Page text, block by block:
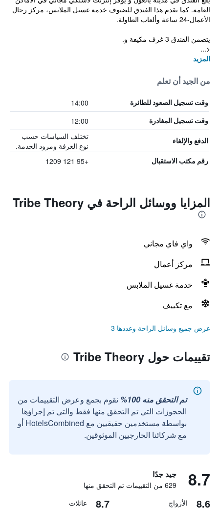
العامة. كما يقدم هذا الفندق للضيوف خدمة غسيل الملابس، مركز رجال
الأعمال-24 ساعة وألعاب الطاولة.
يتضمن الفندق 3 غرف مكيفة و.
<...
المزيد
من الجيد أن تعلم
وقت تسجيل الصعود للطائرة 14:00
وقت تسجيل المغادرة 12:00
الدفع والإلغاء
تختلف السياسات حسب
نوع الغرفة ومزود الخدمة.
رقم مكتب الاستقبال +95 121 1209
المزايا ووسائل الراحة في Tribe Theory
واي فاي مجاني
مركز أعمال
خدمة غسيل الملابس
مع تكييف
عرض جميع وسائل الراحة وعددها 3
تقييمات حول Tribe Theory
تم التحقق منه 100%
نقوم بجمع وعرض التقييمات من
الحجوزات التي تم التحقق منها فقط والتي تم إجراؤها
بواسطة مستخدمين حقيقيين مع HotelsCombined أو
مع شركائنا الخارجيين الموثوقين.
8.7 جيد جدًا
629 من التقييمات تم التحقق منها
8.6 الأزواج 8.7 عائلات